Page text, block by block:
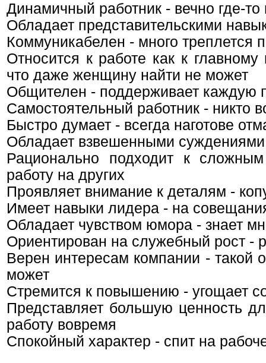
Динамичный работник - вечно где-
Обладает представительскими
Коммуникабелен - много треплется
Относится к работе как к
что даже женщину найти не может
Общителен - поддерживает каждую
Самостоятельный работник - никто
Быстро думает - всегда наготове
Обладает взвешенными
Рационально подходит к
работу на других
Проявляет внимание к деталям -
Имеет навыки лидера - на
Обладает чувством юмора - знает
Ориентирован на служебный рост -
Верен интересам компании - такой
может
Стремится к повышению - угощает
Представляет большую ценность
работу вовремя
Спокойный характер - спит на